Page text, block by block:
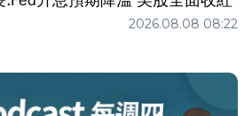
2026.08.08 08:22